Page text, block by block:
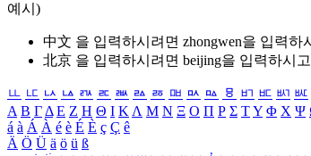
예시)
中文 을 입력하시려면 zhongwen을 입력하
北京 을 입력하시려면 beijing을 입력하시
ㅥ ㅦ ㅧ ㅨ ㅩ ㅪ ㅫ ㅬ ㅭ ㅮ ㅯ ㅰ ㅱ ㅲ ㅳ ㅴ ㅵ
Α Β ΓΔ Ε Ζ Η Θ Ι ΚΛ Μ Ν Ξ Ο Π Ρ Σ ΤΥ Φ Χ Ψ
á à Á À é è É È ç Ç ê
Ä Ö Ü ä ö ü ß